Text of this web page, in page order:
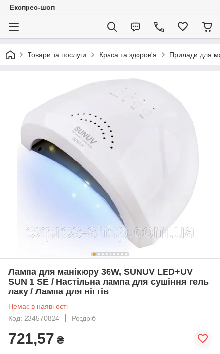
Експрес-шоп
Товари та послуги Краса та здоров'я Прилади для
Лампа для манікюру 36W, SUNUV LED+UV
SUN 1 SE / Настільна лампа для сушіння гель
лаку / Лампа для нігтів
Немає в наявності
Код: 234570824
Роздріб
721,57 ₴